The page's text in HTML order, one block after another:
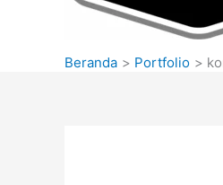
Beranda Portfolio